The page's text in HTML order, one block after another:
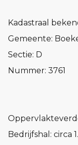
Kadastraal
Gemeente:
Sectie: D
Nummer: 3761
Bedrijfshal: circa